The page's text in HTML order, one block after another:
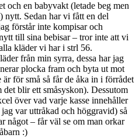
och en babyvakt (letade beg men
nytt. Sedan har vi fått en del
förstår inte kompisar och
till sina bebisar – tror inte att vi
kläder vi har i strl 56.
från min syrra, dessa har jag
plocka fram och byta ut mot
för små så får de åka in i förrådet
blir ett småsyskon). Dessutom
över vad varje kasse innehåller
var uttråkad och höggravid) så
något – får väl se om man orkar
:)